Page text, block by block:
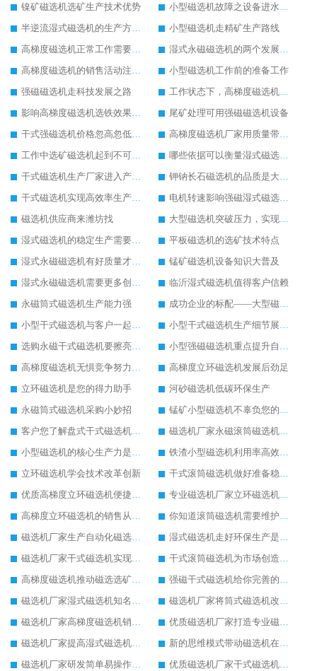
镍矿磁选机选矿生产技术优势
小型磁选机故障之设备进水处理方法
半逆流湿式磁选机的生产方式有待改进
小型磁选机走精矿生产路线
高梯度磁选机正常工作需要操作人员用心观察
湿式永磁磁选机的两个发展方向
高梯度磁选机的销售活动注意事项
小型磁选机工作前的准备工作
强磁磁选机走科技发展之路
工作状态下，高梯度磁选机进水怎么办
影响高梯度磁选机选铁效果高低的因素
尾矿处理可用强磁磁选机设备
干式强磁选机价格忽高忽低的原因
高梯度磁选机厂家用质量带动生产
工作中选矿磁选机起到不可替代的作用
哪些依据可以衡量湿式磁选机工作效果
干式磁选机生产厂家进入产业创新阶段
钾钠长石磁选机的品质是大家认可的
干式磁选机实现高效率生产形式
电机转速影响强磁湿式磁选机工作效率
磁选机供应商来潍坊找
大型磁选机突破压力，实现飞跃发展
湿式磁选机的稳定生产需要做好日常保养工作
平板磁选机的选矿技术特点
湿式永磁磁选机有好质量才有好未来
锰矿磁选机设备知识大普及
湿式永磁磁选机需要更多创新生产
临沂湿式磁选机值得客户信赖
永磁筒式磁选机生产能力强
成功企业的标配——大型磁选机
小型干式磁选机与客户一起成长
小型干式磁选机生产细节展现在哪
选购永磁干式磁选机要擦亮眼睛
小型强磁磁选机重点提升自身实力
高梯度磁选机无惧竞争努力发展
高梯度立环磁选机发展后劲足
立环磁选机是您的得力助手
河砂磁选机低碳环保生产
永磁筒式磁选机采购小妙招
锰矿小型磁选机不辜负您的信赖
客户您了解盘式干式磁选机的优势吗
磁选机厂家永磁滚筒磁选机重在创新生产
小型磁选机的核心生产力是创新
铁渣小型磁选机利用率高效果好
立环磁选机学会技术改革创新
干式滚筒磁选机做好准备稳定发展
优质高梯度立环磁选机便捷高效生产
专业磁选机厂家立环磁选机使用有保障
高梯度立环磁选机的销售从不打价格战
你知道滚筒磁选机需要维护保养吗
磁选机厂家生产自动化磁选机设备
湿式磁选机走好环保生产是王道
磁选机厂家干式磁选机实现低碳生产
干式滚筒磁选机为市场创造更多价值
高梯度磁选机推动磁选选矿设备行业的发展
强磁干式磁选机给你完善的配套生产服务
磁选机厂家湿式磁选机知名度更高
磁选机厂家将筒式磁选机改革进行到底
磁选机厂家高梯度磁选机销量高
优质磁选机厂家打造专业磁选机
磁选机厂家提高湿式磁选机工作能力
新的思维模式带动磁选机在厂家更好发展
磁选机厂家研发简单易操作的干式磁选机
优质磁选机厂家干式磁选机脚踏实地的生产